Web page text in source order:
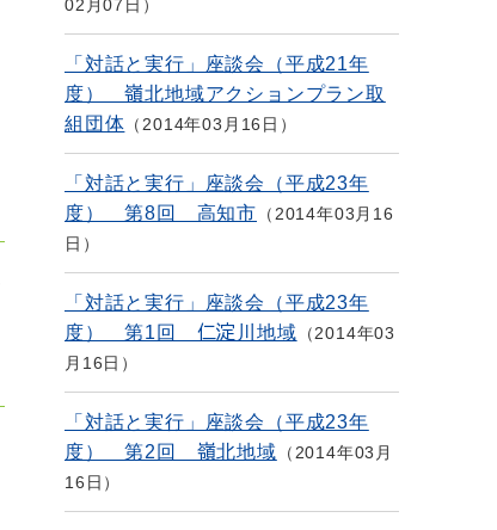
02月07日
「対話と実行」座談会（平成21年
度） 嶺北地域アクションプラン取
組団体
2014年03月16日
「対話と実行」座談会（平成23年
度） 第8回 高知市
2014年03月16
日
「対話と実行」座談会（平成23年
度） 第1回 仁淀川地域
2014年03
月16日
「対話と実行」座談会（平成23年
度） 第2回 嶺北地域
2014年03月
16日